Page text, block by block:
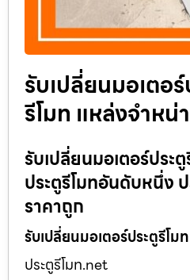
รับเปลี่ยนมอเตอ
รีโมท แหล่งจำหน่
รับเปลี่ยนมอเตอร์ประ
ประตูรีโมทอันดับหนึ่ง
ราคาถูก
รับเปลี่ยนมอเตอร์ประตูรีโม
ประตูรีโมท.net